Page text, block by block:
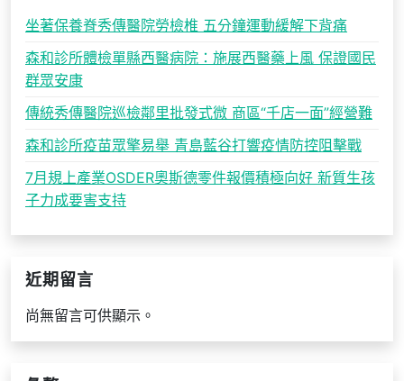
坐著保養脊秀傳醫院勞檢椎 五分鐘運動緩解下背痛
森和診所體檢單縣西醫病院：施展西醫藥上風 保證國民
群眾安康
傳統秀傳醫院巡檢鄰里批發式微 商區“千店一面”經營難
森和診所疫苗眾擎易舉 青島藍谷打響疫情防控阻擊戰
7月規上產業OSDER奧斯德零件報價積極向好 新質生孩
子力成要害支持
近期留言
尚無留言可供顯示。